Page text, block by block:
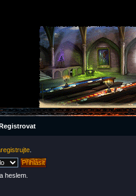
heslem.